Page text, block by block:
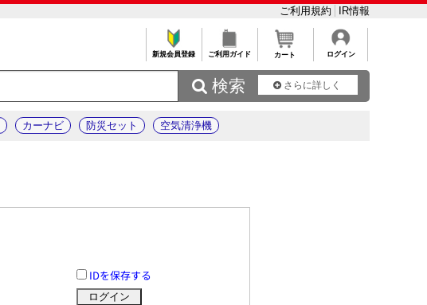
ご利用規約 IR情報
新規会員登録 ご利用ガイド カート ログイン
 検索 さらに詳しく
カーナビ 防災セット 空気清浄機
IDを保存する